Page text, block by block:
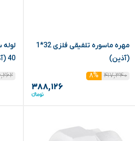
مهره ماسوره تلفیقی فلزی 32*1
(آذین)
۴۱۷,۳۴۰
۸%
۳۸۸,۱۲۶
40 (آذین)